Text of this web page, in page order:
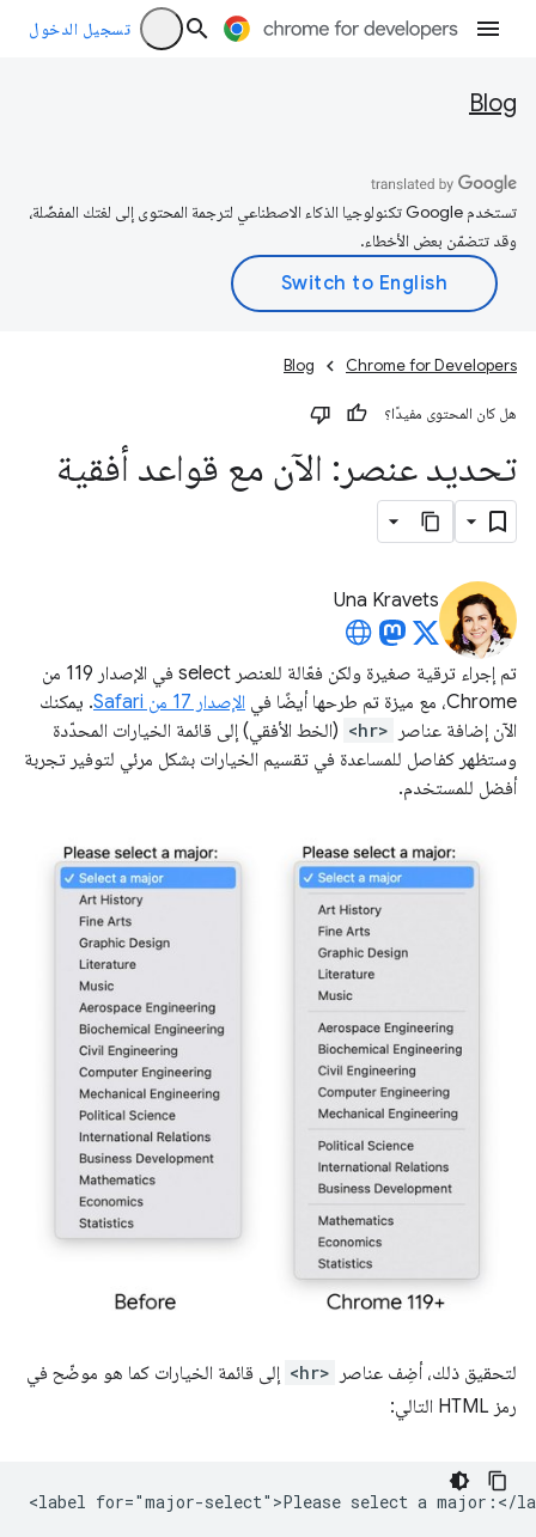
تسجيل الدخول
Blog
تستخدم Google تكنولوجيا الذكاء الاصطناعي لترجمة المحتوى إلى لغتك المفضّلة،
وقد تتضمّن بعض الأخطاء.
Chrome for Developers
Blog
هل كان المحتوى مفيدًا؟
تحديد عنصر: الآن مع قواعد أفقية
Una Kravets
تم إجراء ترقية صغيرة ولكن فعّالة للعنصر select في الإصدار 119 من
Chrome، مع ميزة تم طرحها أيضًا في
الإصدار 17 من Safari
. يمكنك
الآن إضافة عناصر
<hr> (الخط الأفقي) إلى قائمة الخيارات المحدّدة
وستظهر كفاصل للمساعدة في تقسيم الخيارات بشكل مرئي لتوفير تجربة
أفضل للمستخدم.
لتحقيق ذلك، أضِف عناصر <hr> إلى قائمة الخيارات كما هو موضّح في
رمز HTML التالي:
<label for="major-select">Please select a major:</